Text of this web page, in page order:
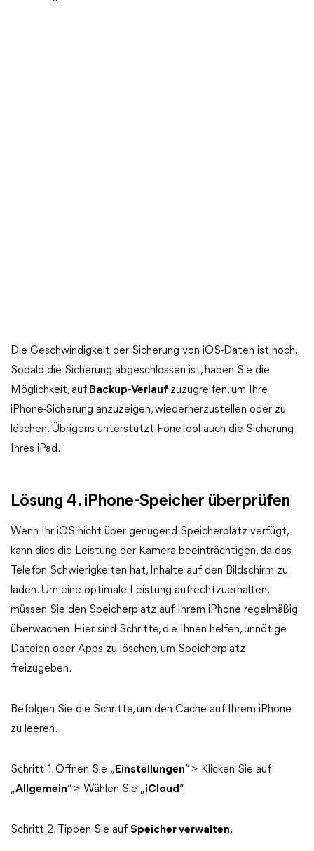
Die Geschwindigkeit der Sicherung von iOS-Daten ist hoch.
Sobald die Sicherung abgeschlossen ist, haben Sie die
Möglichkeit, auf Backup-Verlauf zuzugreifen, um Ihre
iPhone-Sicherung anzuzeigen, wiederherzustellen oder zu
löschen. Übrigens unterstützt FoneTool auch die Sicherung
Ihres iPad.
Lösung 4. iPhone-Speicher überprüfen
Wenn Ihr iOS nicht über genügend Speicherplatz verfügt,
kann dies die Leistung der Kamera beeinträchtigen, da das
Telefon Schwierigkeiten hat, Inhalte auf den Bildschirm zu
laden. Um eine optimale Leistung aufrechtzuerhalten,
müssen Sie den Speicherplatz auf Ihrem iPhone regelmäßig
überwachen. Hier sind Schritte, die Ihnen helfen, unnötige
Dateien oder Apps zu löschen, um Speicherplatz
freizugeben.
Befolgen Sie die Schritte, um den Cache auf Ihrem iPhone
zu leeren.
Schritt 1. Öffnen Sie „ Einstellungen“ > Klicken Sie auf
„Allgemein“ > Wählen Sie „iCloud“.
Schritt 2. Tippen Sie auf Speicher verwalten.